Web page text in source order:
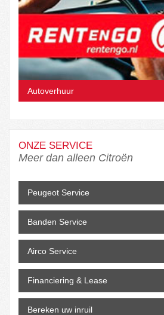
Autoverhuur
ONZE SERVICE
Meer dan alleen Citroën
Peugeot Service
Banden Service
Airco Service
Financiering & Lease
Bereken uw inruil